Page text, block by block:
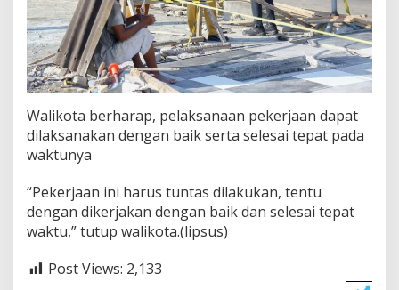
Walikota berharap, pelaksanaan pekerjaan dapat
dilaksanakan dengan baik serta selesai tepat pada
waktunya
“Pekerjaan ini harus tuntas dilakukan, tentu
dengan dikerjakan dengan baik dan selesai tepat
waktu,” tutup walikota.(lipsus)
Post Views: 2,133